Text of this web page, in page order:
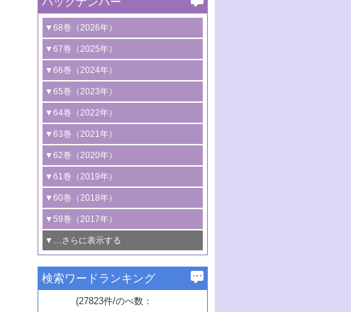
▼68巻（2026年）
1号 過酸化水素合成に関する研究動向
2号 コンピューター技術により加速する
触媒開発
3号 有機分子変換やCO 資源化のための
光触媒に関する最近の研究
B号 第137回触媒討論会（2026年）
▼67巻（2025年）
1号 CO
水素化によるグリーン燃料/グリ
ーンケミカル製造
2号 水素製造のための水分解技術に関す
る最近の研究
3号 オレフィン系樹脂の精密合成に関す
る最新技術
4号 アルコール類の効率的変換を実現す
る非貴金属触媒の研究動向
5号 ゼオライトの合成と応用における研
究動向
6号 ヘテロ接合界面
B号 第135回触媒討論会（2025年）
▼66巻（2024年）
1号 低次元ナノ構造を有する触媒材料
2号 規制反応場を活用した固体触媒研究
の新展開
3号 未踏分子変換を目指した酸化触媒プ
ロセスの最前線
4号 シンクロトロン放射光および中性子
線を利用した触媒解析技術の最先端
5号 単原子触媒
6号 参照触媒委員会からのお知らせ
B号 第133回触媒討論会（2023年）
▼65巻（2023年）
1号 炭素が関わる触媒機能
2号 プラスチックケミカルリサイクルの
ための触媒技術
3号 非酸化物系金属化合物を基盤とした
触媒材料の開発
4号 格子酸素・格子酸素欠陥を利用した
触媒反応
5号 生体触媒によるエネルギー変換反応
6号 窒素とリンの循環のための触媒・機
能性材料
▼64巻（2022年）
1号 合成ガス製造とCOを用いるケミカル
ズ合成の最新動向
2号 化学品合成のための合金触媒開発
3号 CO の排出削減および有効活用のた
めの触媒技術
4号 若手による情報発信企画～とびたて
若き触媒の研究者たち～（1）
若き触媒の研究者たち～（2）
6号 石油のノーブル・ユースを志向した
▼63巻（2021年）
1号 金触媒の新展開
2号 ペロブスカイト
3号 特殊反応場を利用した触媒的分子変
換反応
4号 多孔質材料を用いた触媒の新展開
5号 情報学的手法を用いた触媒開発
6号 カーボンニュートラルに向けた電解
技術
B号 第127回触媒討論会（2021年・オン
▼62巻（2020年）
1号 触媒設計を拓く欠陥構造のキャラク
タリゼーション
2号 機能化学品製造に資するクリーンな
触媒的酸化反応
3号 水処理のための触媒化学
4号 光触媒を用いた水分解の最新の研究
動向
5号 次世代の触媒プロセスを支えるマイ
▼61巻（2019年）
1号 物質移動制御に着目した触媒プロセ
ス開発
2号 CO2 フリー水素サプライチェーンに
関わる触媒開発動向
3号 精密高分子合成に関する最近の研究
動向
4号 バイオマス化成品製造のための触媒
▼60巻（2018年）
1号 固体酸触媒の最新の研究動向
2号 二酸化炭素からの有用化学品合成
3号 ナノ粒子・クラスター触媒の最前線
4号 60周年記念企画
5号 進化するゼオライト合成技術
▼59巻（2017年）
1号 いたるところに，触媒
最先端技術
3号 無機分離膜材料の開発と触媒反応プ
▼…さらに表示する
1号 ユニークな構造の高分子を生み出す触
▼57巻（2015年）
1号 水素キャリアにかかわる触媒技術の新
▼56巻（2014年）
検索ワードランキング
(27823件/のべ数：